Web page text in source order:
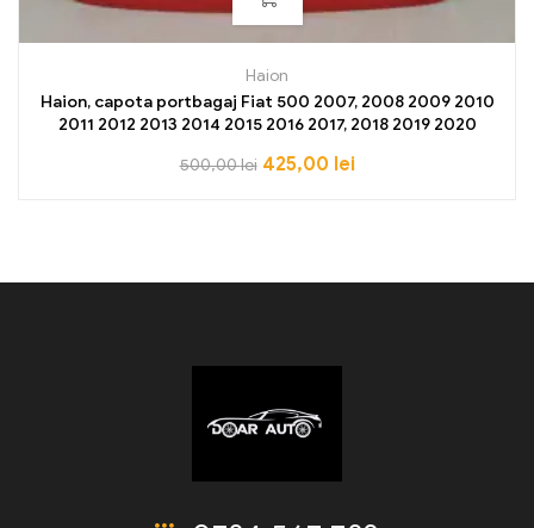
Haion
Haion, capota portbagaj Fiat 500 2007, 2008 2009 2010
2011 2012 2013 2014 2015 2016 2017, 2018 2019 2020
500,00lei 425,00 lei